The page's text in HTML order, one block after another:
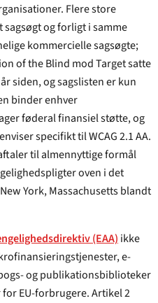
Flere store
og forligt i samme
of the Blind mod Target satte
binder enhver
specifikt til WCAG 2.1 AA.
til almennyttige formål
oven i det
York, Massachusetts blandt
(EAA) ikke
e-
forbrugere. Artikel 2